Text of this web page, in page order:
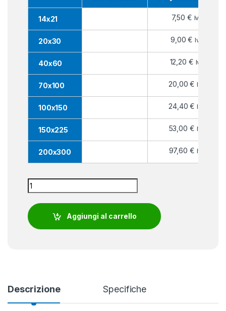
14x21 7,50 € Iva inc.
20x30 9,00€ Iva inc.
40x60 12,20 € Iva inc.
70x100 20,00€ Iva inc.
100x150 24,40€ Iva inc.
150x225 53,00 € Iva inc.
200x300 97,60 € Iva inc.
Bandiera Cagliari provincia quantity
Aggiungi al carrello
Descrizione Specifiche